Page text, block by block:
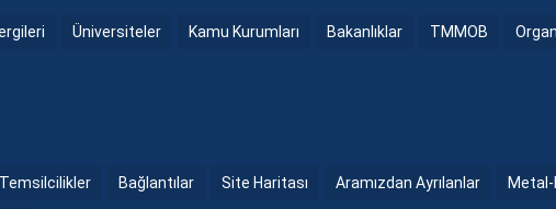
Üniversiteler Kamu Kurumları Bakanlıklar TMMOB
Temsilcilikler Bağlantılar Site Haritası Aramızdan Ayrılanlar Metal-